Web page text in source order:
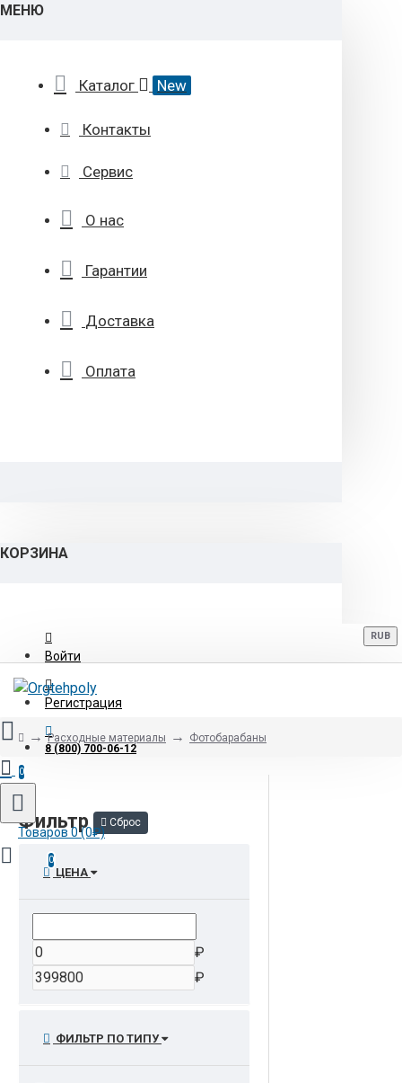
МЕНЮ
Каталог New
Контакты
Сервис
О нас
Гарантии
Доставка
Оплата
КОРЗИНА
Войти
Регистрация
8 (800) 700-06-12
RUB
0
Товаров 0 (0₽)
0
Расходные материалы Фотобарабаны
Фильтр Сброс
ЦЕНА
₽
₽
ФИЛЬТР ПО ТИПУ